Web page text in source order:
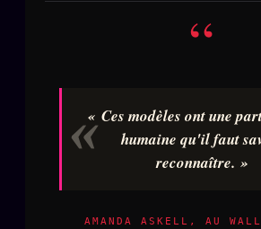
“
« Ces modèles ont une
humaine qu'il faut
reconnaître. »
AMANDA ASKELL, AU